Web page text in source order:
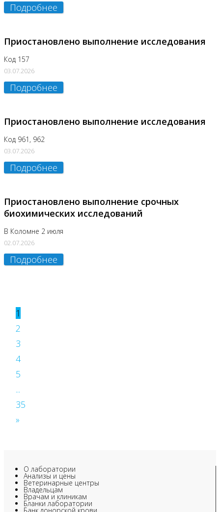
Подробнее
Приостановлено выполнение исследования
Код 157
03.07.2026
Подробнее
Приостановлено выполнение исследования
Код 961, 962
03.07.2026
Подробнее
Приостановлено выполнение срочных
биохимических исследований
В Коломне 2 июля
02.07.2026
Подробнее
1
2
3
4
5
...
35
»
О лаборатории
Анализы и цены
Ветеринарные центры
Владельцам
Врачам и клиникам
Бланки лаборатории